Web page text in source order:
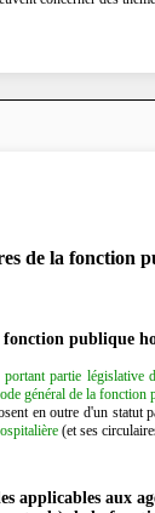
de la fonction
fonction publique
partie législative
général de la fonction
en outre d'un statut
(et ses
applicables aux